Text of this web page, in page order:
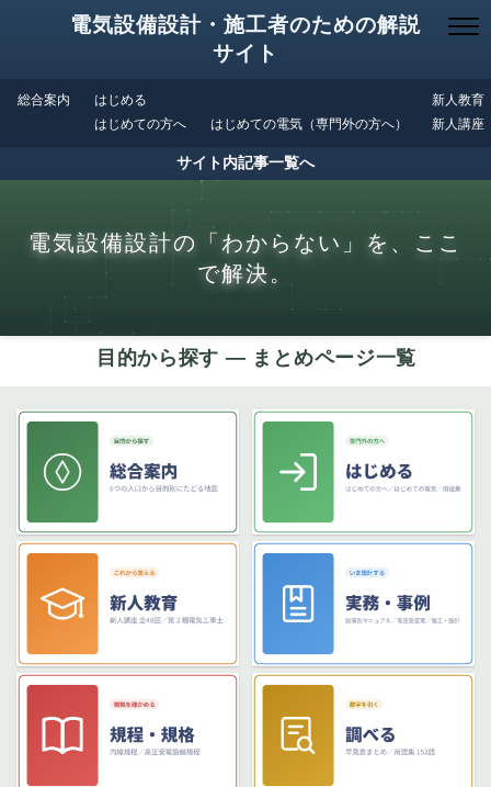
電気設備設計・施工者のための解説
サイト
総合案内
はじめる
はじめての方へ
はじめての電気（専門外の方へ）
新人教育
新人講座
サイト内記事一覧へ
電気設備設計の「わからない」を、ここ
で解決。